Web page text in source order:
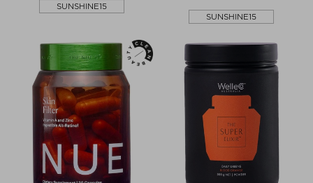
SUNSHINE15
SUNSHINE15